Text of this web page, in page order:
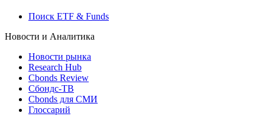
Виджет: Карта процентных ставок
ETF & Funds
Поиск ETF & Funds
Новости и Аналитика
Новости рынка
Research Hub
Cbonds Review